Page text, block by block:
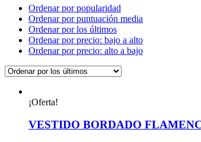
Ordenar por popularidad
Ordenar por puntuación media
Ordenar por los últimos
Ordenar por precio: bajo a alto
Ordenar por precio: alto a bajo
¡Oferta!
VESTIDO BORDADO